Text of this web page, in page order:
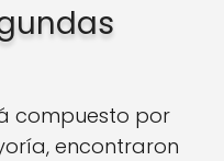
compuesto por
encontraron